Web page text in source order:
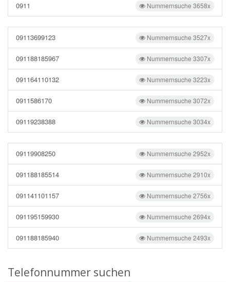
Nummernsuche 3658x
0911
Nummernsuche 3527x
09113699123
Nummernsuche 3307x
091188185967
Nummernsuche 3223x
091164110132
Nummernsuche 3072x
0911586170
Nummernsuche 3034x
09119238388
Nummernsuche 2952x
09119908250
Nummernsuche 2910x
091188185514
Nummernsuche 2756x
091141101157
Nummernsuche 2694x
091195159930
Nummernsuche 2493x
091188185940
Telefonnummer suchen